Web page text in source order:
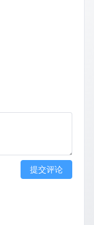
提交评论